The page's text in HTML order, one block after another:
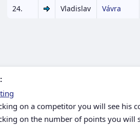
24. Vladislav Vávra
on a competitor you will see his
on the number of points you will